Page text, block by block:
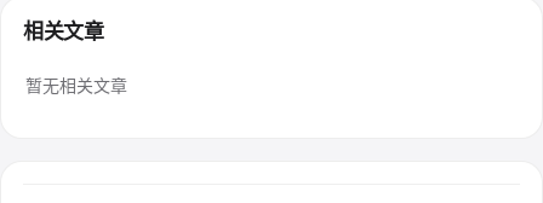
相关文章
暂无相关文章